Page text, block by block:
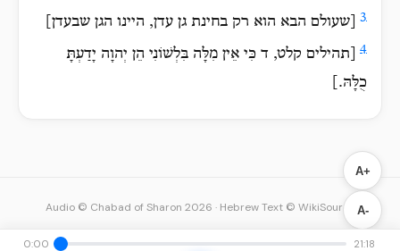
3 [שעולם הבא הוא רק בחינת גן עדן, היינו הגן שבעדן]
4
[תהילים קלט, ד כִּי אֵין מִלָּה בִּלְשׁוֹנִי הֵן יְהוָה יָדַעְתָּ
כֻלָּהּ.]
A+
A-
0:00 21:18
Audio © Chabad of Sharon 2026 · Hebrew Text © WikiSource